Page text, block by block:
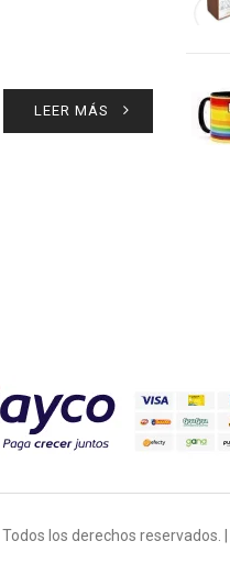
LEER MÁS
los derechos reservados. |